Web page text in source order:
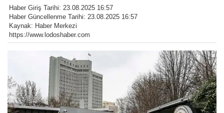
Haber Giriş Tarihi: 23.08.2025 16:57
Haber Güncellenme Tarihi: 23.08.2025 16:57
Kaynak: Haber Merkezi
https://www.lodoshaber.com